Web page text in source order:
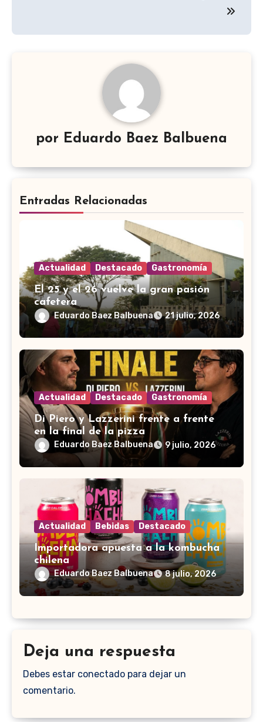
por Eduardo Baez Balbuena
Entradas Relacionadas
Actualidad Destacado Gastronomía
El 25 y el 26 vuelve la gran pasión
cafetera
Eduardo Baez Balbuena 21 julio, 2026
Actualidad Destacado Gastronomía
Di Piero y Lazzerini frente a frente
en la final de la pizza
Eduardo Baez Balbuena 9 julio, 2026
Actualidad Bebidas Destacado
Importadora apuesta a la kombucha
chilena
Eduardo Baez Balbuena 8 julio, 2026
Deja una respuesta
Debes estar conectado para dejar un
comentario.